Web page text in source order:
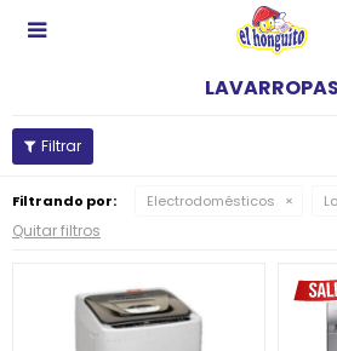

LAVARROPAS
Filtrando por: Electrodomésticos
Quitar filtros